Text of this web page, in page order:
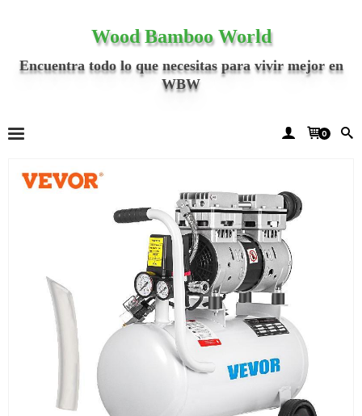
Wood Bamboo World
Encuentra todo lo que necesitas para vivir mejor en
WBW
0